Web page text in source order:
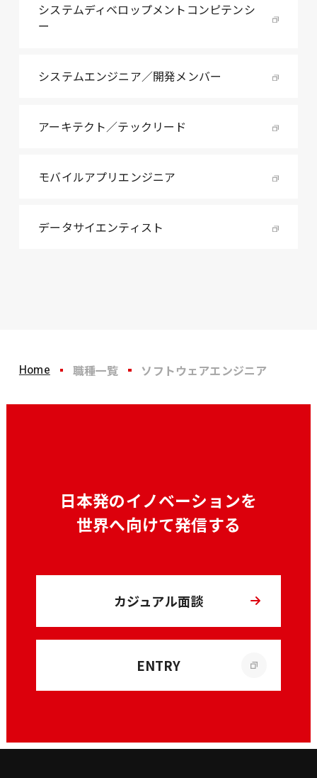
システムディベロップメントコンピテンシ
ー
システムエンジニア／開発メンバー
アーキテクト／テックリード
モバイルアプリエンジニア
データサイエンティスト
Home 職種一覧 ソフトウェアエンジニア
日本発のイノベーションを
世界へ向けて発信する
カジュアル面談
ENTRY